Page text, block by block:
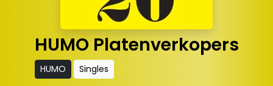
HUMO Platenverkopers
HUMO Singles